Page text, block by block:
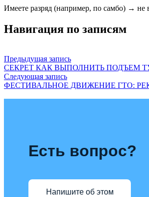
Имеете разряд (например, по самбо) → не
Навигация по записям
Предыдущая запись
СЕКРЕТ КАК ВЫПОЛНИТЬ ПОДЪЕМ
Следующая запись
ФЕСТИВАЛЬНОЕ ДВИЖЕНИЕ ГТО:
Есть вопрос?
Напишите об этом